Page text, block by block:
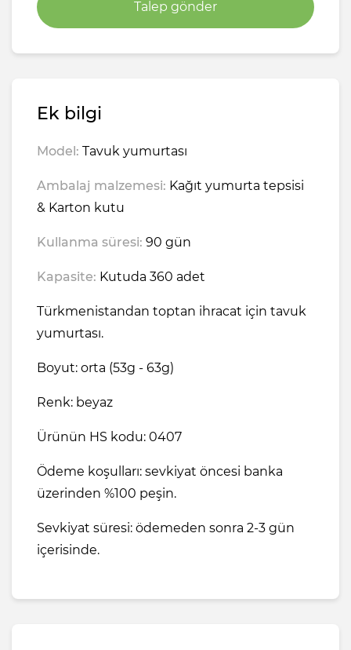
Talep gönder
Ek bilgi
Model: Tavuk yumurtası
Ambalaj malzemesi: Kağıt yumurta tepsisi
& Karton kutu
Kullanma süresi: 90 gün
Kapasite: Kutuda 360 adet
Türkmenistandan toptan ihracat için tavuk
yumurtası.
Boyut: orta (53g - 63g)
Renk: beyaz
Ürünün HS kodu: 0407
Ödeme koşulları: sevkiyat öncesi banka
üzerinden %100 peşin.
Sevkiyat süresi: ödemeden sonra 2-3 gün
içerisinde.